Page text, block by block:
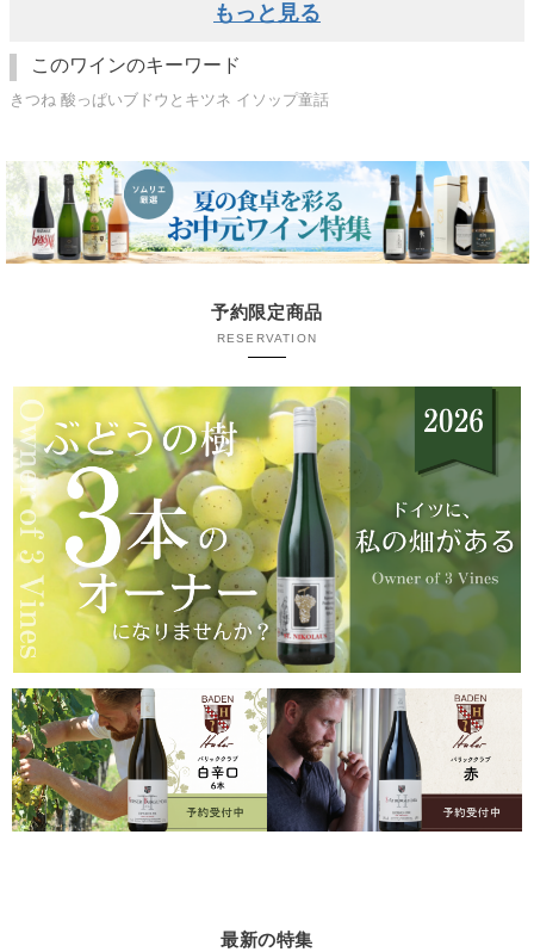
もっと見る
このワインのキーワード
きつね 酸っぱいブドウとキツネ イソップ童話
予約限定商品
RESERVATION
最新の特集